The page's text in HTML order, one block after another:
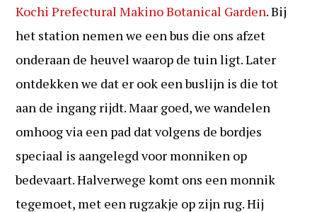
Kochi Prefectural Makino Botanical Garden. Bij
het station nemen we een bus die ons afzet
onderaan de heuvel waarop de tuin ligt. Later
ontdekken we dat er ook een buslijn is die tot
aan de ingang rijdt. Maar goed, we wandelen
omhoog via een pad dat volgens de bordjes
speciaal is aangelegd voor monniken op
bedevaart. Halverwege komt ons een monnik
tegemoet, met een rugzakje op zijn rug. Hij